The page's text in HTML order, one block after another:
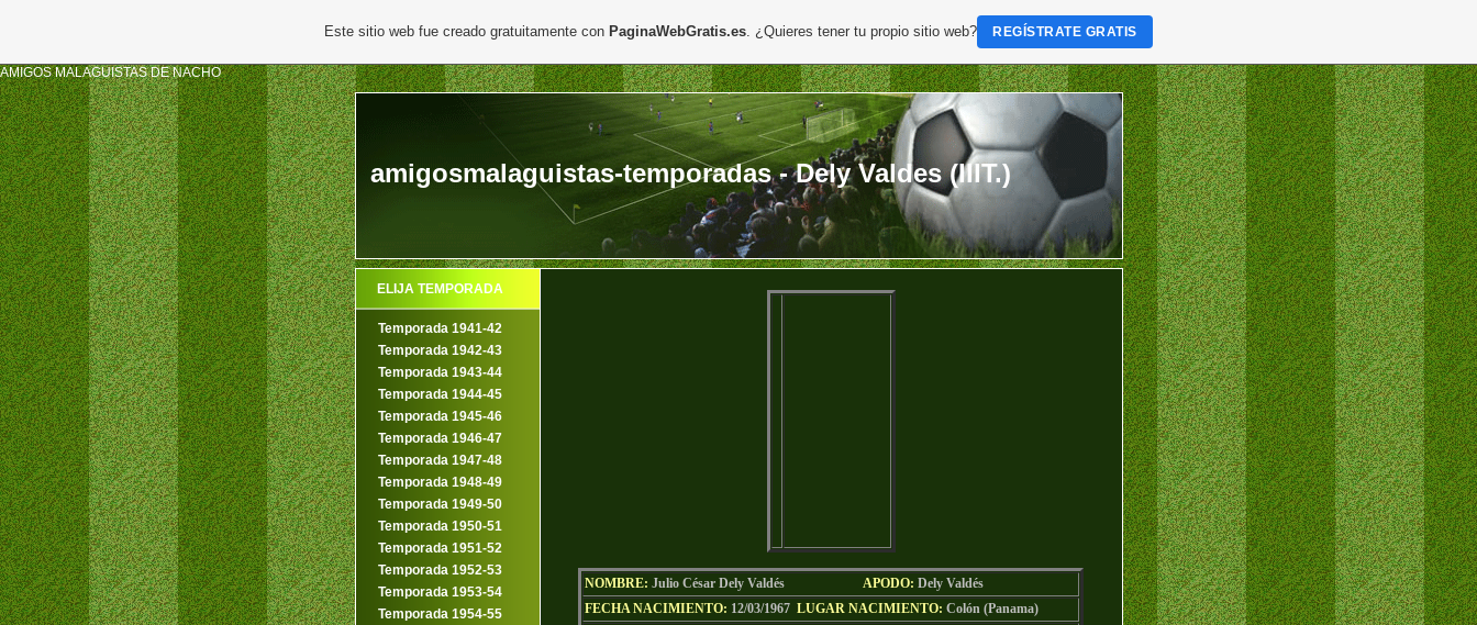
AMIGOS MALAGUISTAS DE NACHO
amigosmalaguistas-temporadas - Dely Valdes (IIIT.)
ELIJA TEMPORADA
Temporada 1941-42
Temporada 1942-43
Temporada 1943-44
Temporada 1944-45
Temporada 1945-46
Temporada 1946-47
Temporada 1947-48
Temporada 1948-49
Temporada 1949-50
Temporada 1950-51
Temporada 1951-52
Temporada 1952-53
Temporada 1953-54
Temporada 1954-55
NOMBRE: Julio César Dely Valdés APODO: Dely Valdés
FECHA NACIMIENTO: 12/03/1967 LUGAR NACIMIENTO: Colón (Panama)
Este sitio web fue creado gratuitamente con PaginaWebGratis.es. ¿Quieres tener tu propio sitio web? REGÍSTRATE GRATIS